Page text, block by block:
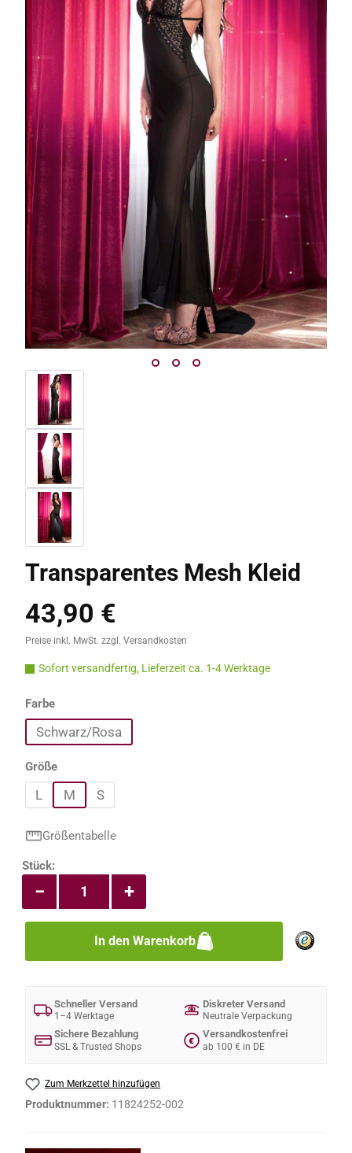
Transparentes Mesh Kleid
Regulärer Preis:
43,90 €
Preise inkl. MwSt. zzgl. Versandkosten
Sofort versandfertig, Lieferzeit ca. 1-4 Werktage
Farbeauswählen
Schwarz/Rosa
Größeauswählen
L M S
Größentabelle
Produkt Anzahl: Gib den gewünschten
Stück:
+
−
In den Warenkorb
Schneller Versand
1–4 Werktage
Diskreter Versand
Neutrale Verpackung
Sichere Bezahlung
SSL & Trusted Shops
€
Versandkostenfrei
ab 100 € in DE
Zum Merkzettel hinzufügen
Produktnummer: 11824252-002